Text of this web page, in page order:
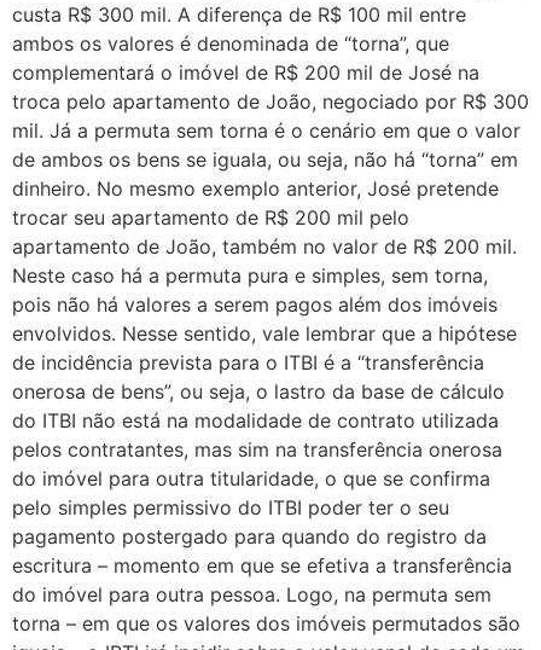
custa R$ 300 mil. A diferença de R$ 100 mil entre
ambos os valores é denominada de “torna”, que
complementará o imóvel de R$ 200 mil de José na
troca pelo apartamento de João, negociado por R$ 300
mil. Já a permuta sem torna é o cenário em que o valor
de ambos os bens se iguala, ou seja, não há “torna” em
dinheiro. No mesmo exemplo anterior, José pretende
trocar seu apartamento de R$ 200 mil pelo
apartamento de João, também no valor de R$ 200 mil.
Neste caso há a permuta pura e simples, sem torna,
pois não há valores a serem pagos além dos imóveis
envolvidos. Nesse sentido, vale lembrar que a hipótese
de incidência prevista para o ITBI é a “transferência
onerosa de bens”, ou seja, o lastro da base de cálculo
do ITBI não está na modalidade de contrato utilizada
pelos contratantes, mas sim na transferência onerosa
do imóvel para outra titularidade, o que se confirma
pelo simples permissivo do ITBI poder ter o seu
pagamento postergado para quando do registro da
escritura – momento em que se efetiva a transferência
do imóvel para outra pessoa. Logo, na permuta sem
torna – em que os valores dos imóveis permutados são